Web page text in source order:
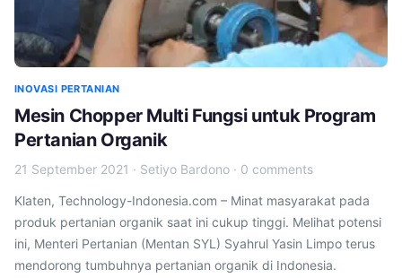
INOVASI PERTANIAN
Mesin Chopper Multi Fungsi untuk Program
Pertanian Organik
21 September 2021 · Setiyo Bardono · 0 comments
Klaten, Technology-Indonesia.com – Minat masyarakat pada
produk pertanian organik saat ini cukup tinggi. Melihat potensi
ini, Menteri Pertanian (Mentan SYL) Syahrul Yasin Limpo terus
mendorong tumbuhnya pertanian organik di Indonesia.